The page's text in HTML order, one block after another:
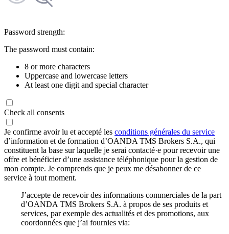
Password strength:
The password must contain:
8 or more characters
Uppercase and lowercase letters
At least one digit and special character
Check all consents
Je confirme avoir lu et accepté les conditions générales du service
d’information et de formation d’OANDA TMS Brokers S.A., qui
constituent la base sur laquelle je serai contacté·e pour recevoir une
offre et bénéficier d’une assistance téléphonique pour la gestion de
mon compte. Je comprends que je peux me désabonner de ce
service à tout moment.
J’accepte de recevoir des informations commerciales de la part
d’OANDA TMS Brokers S.A. à propos de ses produits et
services, par exemple des actualités et des promotions, aux
coordonnées que j’ai fournies via: